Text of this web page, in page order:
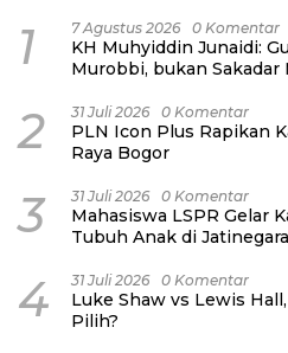
1 7 Agustus 2026 0 Komentar
KH Muhyiddin Junaidi:
Murobbi, bukan Sakadar
2 31 Juli 2026 0 Komentar
PLN Icon Plus Rapikan
Raya Bogor
3 31 Juli 2026 0 Komentar
Mahasiswa LSPR Gelar
Tubuh Anak di
4 31 Juli 2026 0 Komentar
Luke Shaw vs Lewis
Pilih?